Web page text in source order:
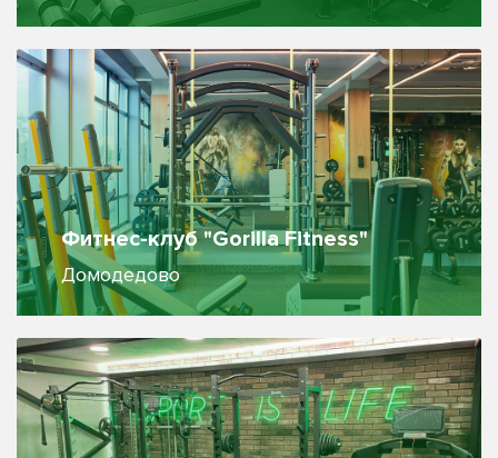
Фитнес-клуб "Gorilla Fitness"
Домодедово